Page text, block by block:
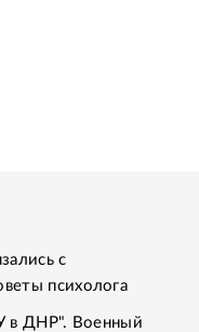
с
психолога
в ДНР". Военный